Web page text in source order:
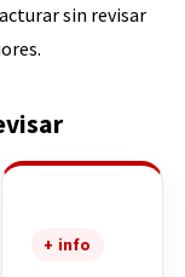
sin revisar
+ info